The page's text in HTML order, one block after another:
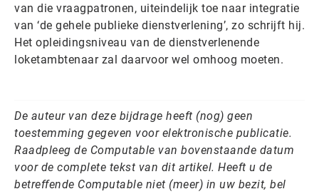
van die vraagpatronen, uiteindelijk toe naar integratie
van ‘de gehele publieke dienstverlening’, zo schrijft hij.
Het opleidingsniveau van de dienstverlenende
loketambtenaar zal daarvoor wel omhoog moeten.
De auteur van deze bijdrage heeft (nog) geen
toestemming gegeven voor elektronische publicatie.
Raadpleeg de Computable van bovenstaande datum
voor de complete tekst van dit artikel. Heeft u de
betreffende Computable niet (meer) in uw bezit, bel